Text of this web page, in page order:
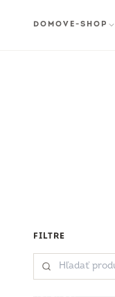
DOMOV E-SHOP
FILTRE